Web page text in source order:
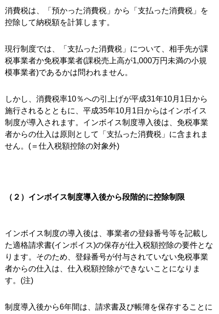
消費税は、「預かった消費税」から「支払った消費税」を
控除して納税額を計算します。
現行制度では、「支払った消費税」について、相手先が課
税事業者か免税事業者(課税売上高が1,000万円未満の小規
模事業者)であるかは問われません。
しかし、消費税率10％への引上げが平成31年10月1日から
施行されるとともに、平成35年10月1日からはインボイス
制度が導入されます。インボイス制度導入後は、免税事業
者からの仕入は原則として「支払った消費税」に含まれま
せん。(＝仕入税額控除の対象外)
（２）インボイス制度導入後から段階的に控除制限
インボイス制度の導入後は、事業者の登録番号等を記載し
た適格請求書(インボイス)の保存が仕入税額控除の要件とな
ります。そのため、登録番号が付与されていない免税事業
者からの仕入は、仕入税額控除ができないことになりま
す。(注)
制度導入後から6年間は、請求書及び帳簿を保存することに